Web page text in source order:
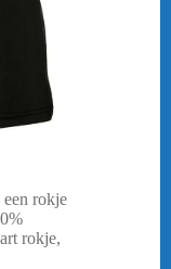
rokje
rokje,